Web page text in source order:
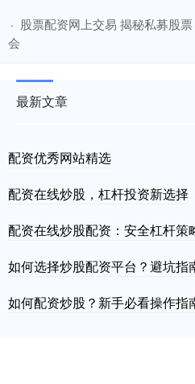
· 股票配资网上交易 揭秘私募股
会
最新文章
配资优秀网站精选
配资在线炒股，杠杆投资新选择
配资在线炒股配资：安全杠杆策
如何选择炒股配资平台？避坑指
如何配资炒股？新手必看操作指